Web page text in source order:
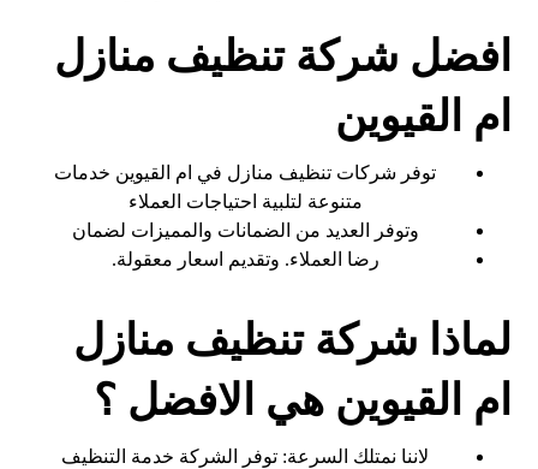
افضل شركة تنظيف منازل
ام القيوين
توفر شركات تنظيف منازل في ام القيوين خدمات
متنوعة لتلبية احتياجات العملاء
وتوفر العديد من الضمانات والمميزات لضمان
رضا العملاء. وتقديم اسعار معقولة.
لماذا شركة تنظيف منازل
ام القيوين هي الافضل ؟
لاننا نمتلك السرعة: توفر الشركة خدمة التنظيف